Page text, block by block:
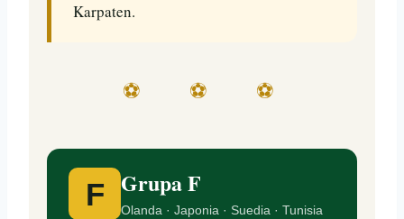
Karpaten.
⚽ ⚽ ⚽
F Grupa F
Olanda · Japonia · Suedia · Tunisia